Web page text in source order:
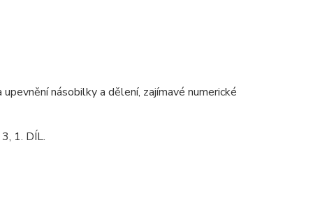
násobilky a dělení, zajímavé numerické
1. DÍL.